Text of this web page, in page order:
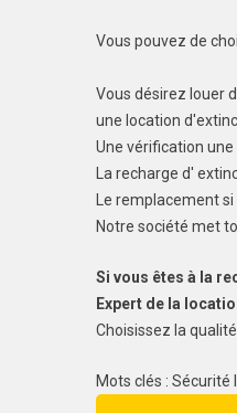
Vous pouvez de
Vous désirez louer
une location
Une vérification
La recharge d'
Le remplacement
Notre société met
Si vous êtes à la
Expert de la
Choisissez la
Mots clés : Sécurité